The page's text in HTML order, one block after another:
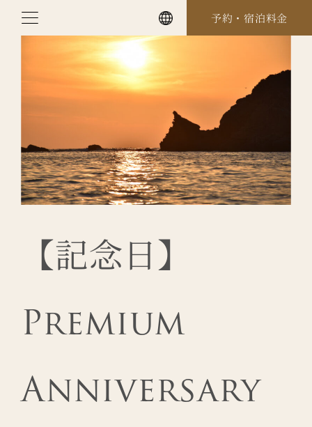
Skip
予約・宿泊料金
【記念日】
Premium
Anniversary